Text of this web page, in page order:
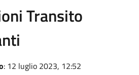
Transito
: 12 luglio 2023, 12:52